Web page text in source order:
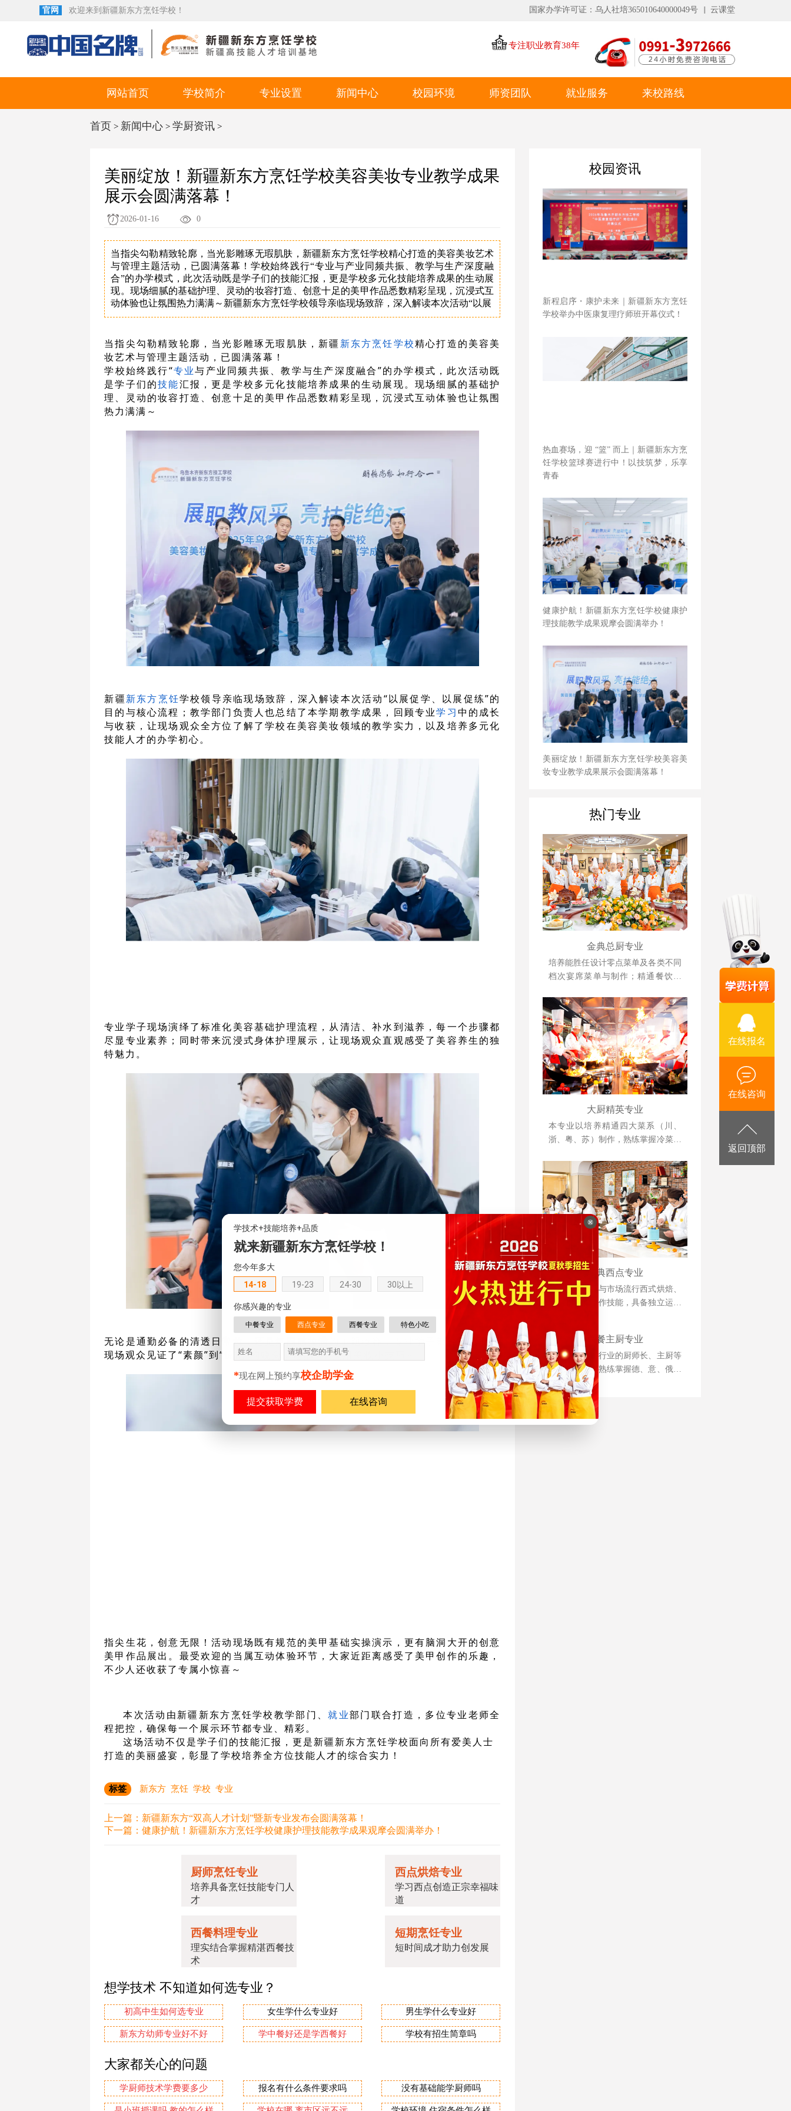
官网 欢迎来到新疆新东方烹饪学校！ 国家办学许可证：乌人社培365010640000049号 云课堂
专注职业教育38年
网站首页 学校简介 专业设置
西餐专业
新闻中心
就业动态
校园环境
学生风采
师资团队 就业服务 来校路线
首页 > 新闻中心> 学厨资讯>
美丽绽放！新疆新东方烹饪学校美容美妆专业教学成果
展示会圆满落幕！
2026-01-16 0
当指尖勾勒精致轮廓，当光影雕琢无瑕肌肤，新疆新东方烹饪学校精心打造的美容美妆艺术
与管理主题活动，已圆满落幕！学校始终践行“专业与产业同频共振、教学与生产深度融
合”的办学模式，此次活动既是学子们的技能汇报，更是学校多元化技能培养成果的生动展
现。现场细腻的基础护理、灵动的妆容打造、创意十足的美甲作品悉数精彩呈现，沉浸式互
动体验也让氛围热力满满～新疆新东方烹饪学校领导亲临现场致辞，深入解读本次活动“以展
当指尖勾勒精致轮廓，当光影雕琢无瑕肌肤，新疆 新东方烹饪学校精心打造的美容美
妆艺术与管理主题活动，已圆满落幕！
学校始终践行“专业与产业同频共振、教学与生产深度融合”的办学模式，此次活动既
是学子们的技能汇报，更是学校多元化技能培养成果的生动展现。现场细腻的基础护
理、灵动的妆容打造、创意十足的美甲作品悉数精彩呈现，沉浸式互动体验也让氛围
热力满满～
新疆新东方烹饪学校领导亲临现场致辞，深入解读本次活动“以展促学、以展促练”的
目的与核心流程；教学部门负责人也总结了本学期教学成果，回顾专业学习中的成长
与收获，让现场观众全方位了解了学校在美容美妆领域的教学实力，以及培养多元化
技能人才的办学初心。
专业学子现场演绎了标准化美容基础护理流程，从清洁、补水到滋养，每一个步骤都
尽显专业素养；同时带来沉浸式身体护理展示，让现场观众直观感受了美容养生的独
特魅力。
无论是通勤必备的清透日常妆，还是氛围感拉满的主题妆容，专业学子都轻松驾驭。
现场观众见证了“素颜”到“惊艳”的蜕变，还get了实用美妆小技巧～
指尖生花，创意无限！活动现场既有规范的美甲基础实操演示，更有脑洞大开的创意
美甲作品展出。最受欢迎的当属互动体验环节，大家近距离感受了美甲创作的乐趣，
不少人还收获了专属小惊喜～
本次活动由新疆新东方烹饪学校教学部门、就业部门联合打造，多位专业老师全
程把控，确保每一个展示环节都专业、精彩。
这场活动不仅是学子们的技能汇报，更是新疆新东方烹饪学校面向所有爱美人士
打造的美丽盛宴，彰显了学校培养全方位技能人才的综合实力！
标签 新东方 烹饪 学校 专业
上一篇： 新疆新东方“双高人才计划”暨新专业发布会圆满落幕！
下一篇：健康护航！新疆新东方烹饪学校健康护理技能教学成果观摩会圆满举办！
厨师烹饪专业
培养具备烹饪技能专门人
才
西点烘焙专业
学习西点创造正宗幸福味
道
西餐料理专业
理实结合掌握精湛西餐技
术
短期烹饪专业
短时间成才助力创发展
想学技术 不知道如何选专业？
初高中生如何选专业 女生学什么专业好 男生学什么专业好
新东方幼师专业好不好 学中餐好还是学西餐好 学校有招生简章吗
大家都关心的问题
学厨师技术学费要多少 报名有什么条件要求吗 没有基础能学厨师吗
校园资讯
新程启序・康护未来｜新疆新东方烹饪
学校举办中医康复理疗师班开幕仪式！
热血赛场，迎 “篮” 而上｜新疆新东方烹
饪学校篮球赛进行中！以技筑梦，乐享
青春
健康护航！新疆新东方烹饪学校健康护
理技能教学成果观摩会圆满举办！
美丽绽放！新疆新东方烹饪学校美容美
妆专业教学成果展示会圆满落幕！
热门专业
金典总厨专业
培养能胜任设计零点菜单及各类不同
档次宴席菜单与制作；精通餐饮管
创业、创新能力强的综合型人才。
大厨精英专业
本专业以培养精通四大菜系（川、
浙、粤、苏）制作，熟练掌握冷菜、
并具备创业能力的人才为目标。
经典西点专业
掌握各类传统与市场流行西式烘焙、
甜点制品的操作技能，具备独立运营
西餐主厨专业
培养国际西餐行业的厨师长、主厨等
为目标，能够熟练掌握德、意、俄等
西式风味大菜制作技术，掌握日韩料
理、巴西烧烤等制作技术，中西式风
味菜肴创新技能。
学技术+技能培养+品质
就来新疆新东方烹饪学校！
您今年多大
14-18
19-23 24-30 30以上
你感兴趣的专业
中餐专业 西点专业 西餐专业 特色小吃
*现在网上预约享校企助学金
在线咨询
在线报名
在线咨询
返回顶部